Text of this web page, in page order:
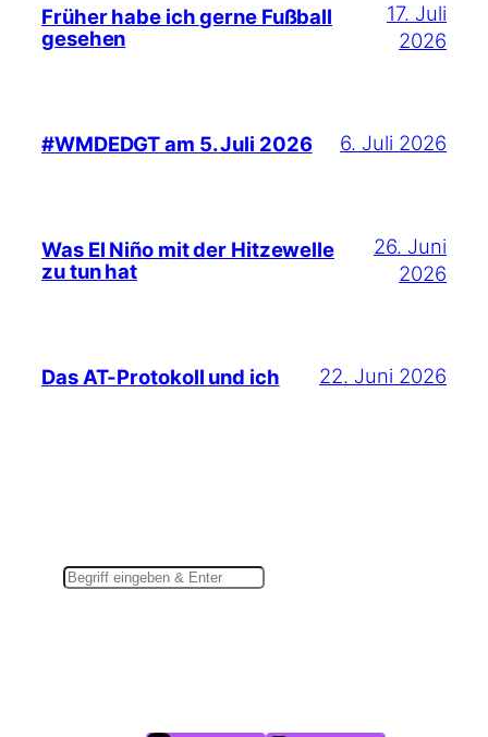
Früher habe ich gerne Fußball
gesehen
17. Juli
2026
#WMDEDGT am 5. Juli 2026 6. Juli 2026
Was El Niño mit der Hitzewelle
zu tun hat
26. Juni
2026
Das AT-Protokoll und ich 22. Juni 2026